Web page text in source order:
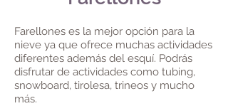
Farellones es la mejor opción para la
nieve ya que ofrece muchas actividades
diferentes además del esquí. Podrás
disfrutar de actividades como tubing,
snowboard, tirolesa, trineos y mucho
más.